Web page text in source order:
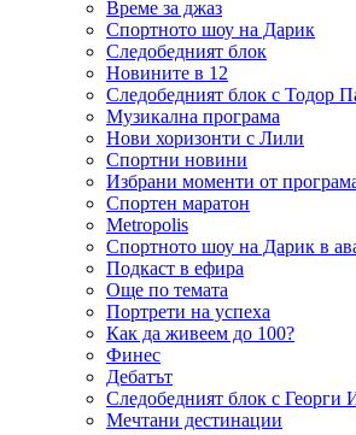
Време за джаз
Спортното шоу на Дарик
Следобедният блок
Новините в 12
Следобедният блок с Тодор
Музикална програма
Нови хоризонти с Лили
Спортни новини
Избрани моменти от
Спортен маратон
Metropolis
Спортното шоу на Дарик в
Подкаст в ефира
Още по темата
Портрети на успеха
Как да живеем до 100?
Финес
Дебатът
Следобедният блок с Георги
Мечтани дестинации